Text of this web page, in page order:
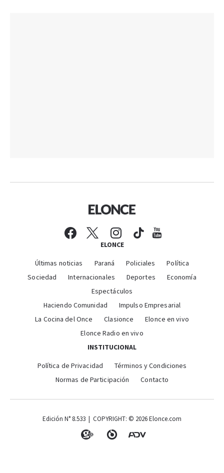
ELONCE
Últimas noticias Paraná Policiales
Política
Sociedad
Internacionales Deportes
Economía
Espectáculos
Haciendo Comunidad
Impulso Empresarial
La Cocina del Once
Clasionce
Elonce en vivo
Elonce Radio en vivo
INSTITUCIONAL
Política de Privacidad
Términos y Condiciones
Normas de Participación
Contacto
Edición N° 8.533 | COPYRIGHT: © 2026 Elonce.com